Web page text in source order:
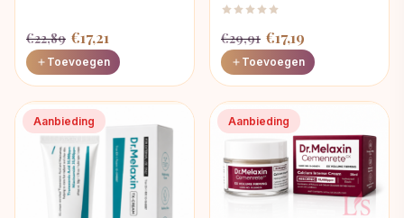
€22,89 Oorspronkelijke
prijs
was:
€22,89.
€17,21
prijs
is:
€17,21.
Toevoegen
€29,91 Oorspronkelijke
prijs
was:
€29,91.
€17,19
prijs
is:
€17,19.
Toevoegen
Aanbieding Aanbieding